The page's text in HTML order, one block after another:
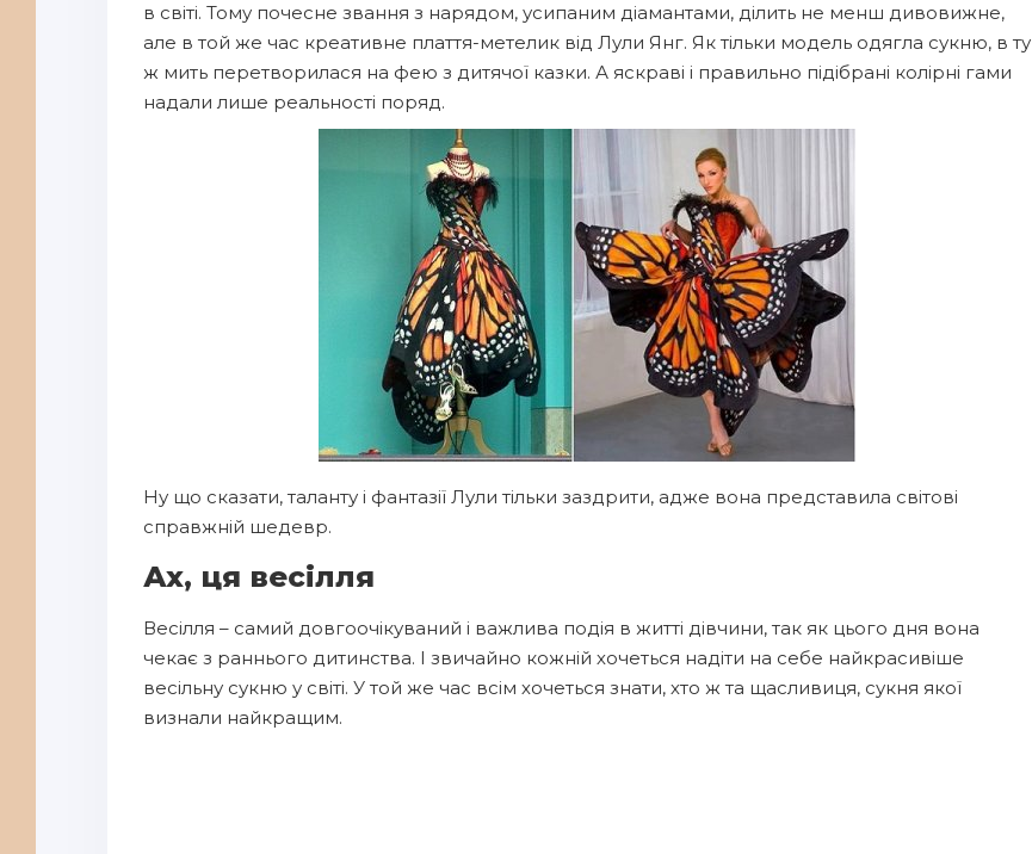
в світі. Тому почесне звання з нарядом, усипаним діамантами, ділить не менш дивовижне,
але в той же час креативне плаття-метелик від Лули Янг. Як тільки модель одягла сукню, в ту
ж мить перетворилася на фею з дитячої казки. А яскраві і правильно підібрані колірні гами
надали лише реальності поряд.
Ну що сказати, таланту і фантазії Лули тільки заздрити, адже вона представила світові
справжній шедевр.
Ах, ця весілля
Весілля – самий довгоочікуваний і важлива подія в житті дівчини, так як цього дня вона
чекає з раннього дитинства. І звичайно кожній хочеться надіти на себе найкрасивіше
весільну сукню у світі. У той же час всім хочеться знати, хто ж та щасливиця, сукня якої
визнали найкращим.